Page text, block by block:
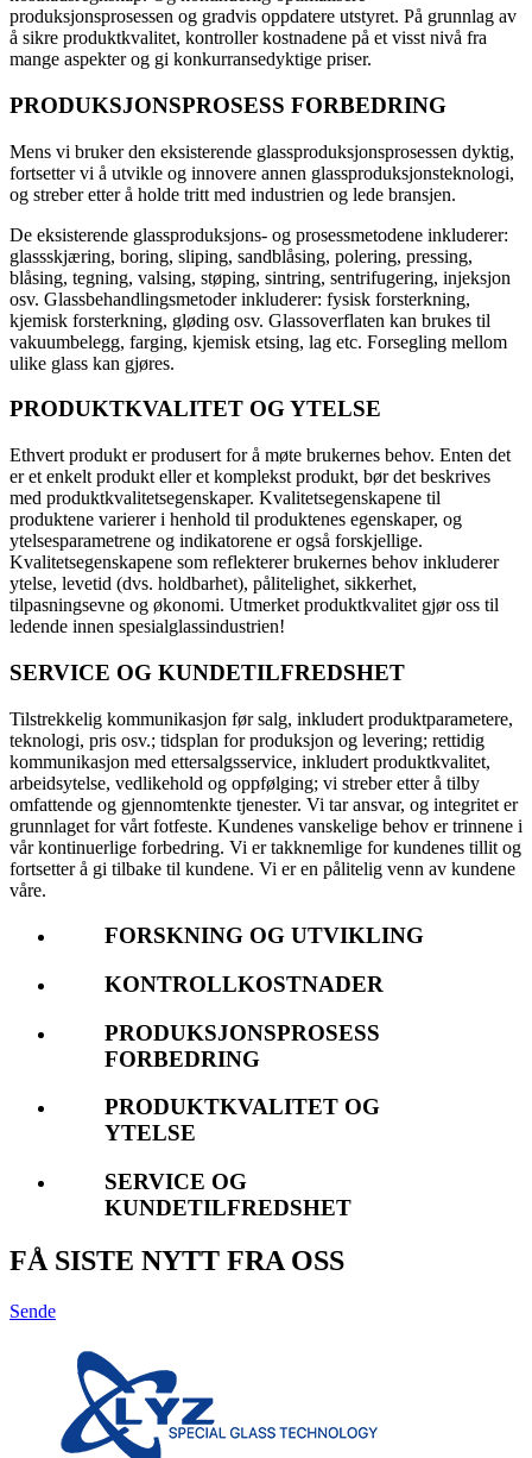
produksjonsprosessen og gradvis oppdatere utstyret. På grunnlag av
å sikre produktkvalitet, kontroller kostnadene på et visst nivå fra
mange aspekter og gi konkurransedyktige priser.
PRODUKSJONSPROSESS FORBEDRING
Mens vi bruker den eksisterende glassproduksjonsprosessen dyktig,
fortsetter vi å utvikle og innovere annen glassproduksjonsteknologi,
og streber etter å holde tritt med industrien og lede bransjen.
De eksisterende glassproduksjons- og prosessmetodene inkluderer:
glassskjæring, boring, sliping, sandblåsing, polering, pressing,
blåsing, tegning, valsing, støping, sintring, sentrifugering, injeksjon
osv. Glassbehandlingsmetoder inkluderer: fysisk forsterkning,
kjemisk forsterkning, gløding osv. Glassoverflaten kan brukes til
vakuumbelegg, farging, kjemisk etsing, lag etc. Forsegling mellom
ulike glass kan gjøres.
PRODUKTKVALITET OG YTELSE
Ethvert produkt er produsert for å møte brukernes behov. Enten det
er et enkelt produkt eller et komplekst produkt, bør det beskrives
med produktkvalitetsegenskaper. Kvalitetsegenskapene til
produktene varierer i henhold til produktenes egenskaper, og
ytelsesparametrene og indikatorene er også forskjellige.
Kvalitetsegenskapene som reflekterer brukernes behov inkluderer
ytelse, levetid (dvs. holdbarhet), pålitelighet, sikkerhet,
tilpasningsevne og økonomi. Utmerket produktkvalitet gjør oss til
ledende innen spesialglassindustrien!
SERVICE OG KUNDETILFREDSHET
Tilstrekkelig kommunikasjon før salg, inkludert produktparametere,
teknologi, pris osv.; tidsplan for produksjon og levering; rettidig
kommunikasjon med ettersalgsservice, inkludert produktkvalitet,
arbeidsytelse, vedlikehold og oppfølging; vi streber etter å tilby
omfattende og gjennomtenkte tjenester. Vi tar ansvar, og integritet er
grunnlaget for vårt fotfeste. Kundenes vanskelige behov er trinnene i
vår kontinuerlige forbedring. Vi er takknemlige for kundenes tillit og
fortsetter å gi tilbake til kundene. Vi er en pålitelig venn av kundene
våre.
FORSKNING OG UTVIKLING
KONTROLLKOSTNADER
PRODUKSJONSPROSESS
FORBEDRING
PRODUKTKVALITET OG
YTELSE
SERVICE OG
KUNDETILFREDSHET
FÅ SISTE NYTT FRA OSS
Sende